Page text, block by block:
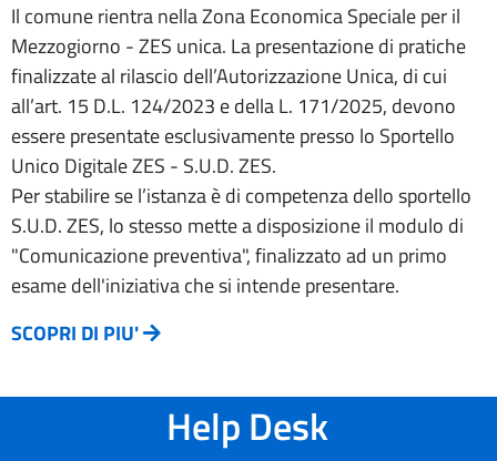
Il comune rientra nella Zona Economica Speciale per il
Mezzogiorno - ZES unica. La presentazione di pratiche
finalizzate al rilascio dell’Autorizzazione Unica, di cui
all’art. 15 D.L. 124/2023 e della L. 171/2025, devono
essere presentate esclusivamente presso lo Sportello
Unico Digitale ZES - S.U.D. ZES.
Per stabilire se l’istanza è di competenza dello sportello
S.U.D. ZES, lo stesso mette a disposizione il modulo di
"Comunicazione preventiva", finalizzato ad un primo
esame dell'iniziativa che si intende presentare.
SCOPRI DI PIU'
Help Desk